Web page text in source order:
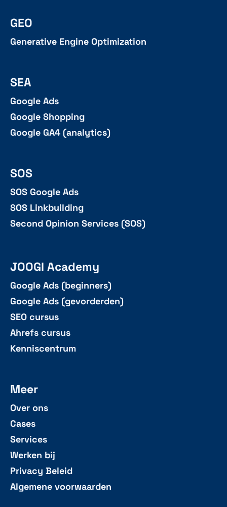
GEO
Generative Engine Optimization
SEA
Google Ads
Google Shopping
Google GA4 (analytics)
SOS
SOS Google Ads
SOS Linkbuilding
Second Opinion Services (SOS)
JOOGI Academy
Google Ads (beginners)
Google Ads (gevorderden)
SEO cursus
Ahrefs cursus
Kenniscentrum
Meer
Over ons
Cases
Services
Werken bij
Privacy Beleid
Algemene voorwaarden